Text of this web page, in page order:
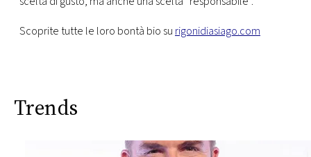
Scoprite tutte le loro bontà bio su rigonidiasiago.com
Trends